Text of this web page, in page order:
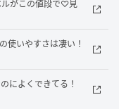
ルがこの値段で♡見
使いやすさは凄い！
によくできてる！